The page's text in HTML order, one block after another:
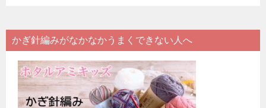
かぎ針編みがなかなかうまくできない人へ